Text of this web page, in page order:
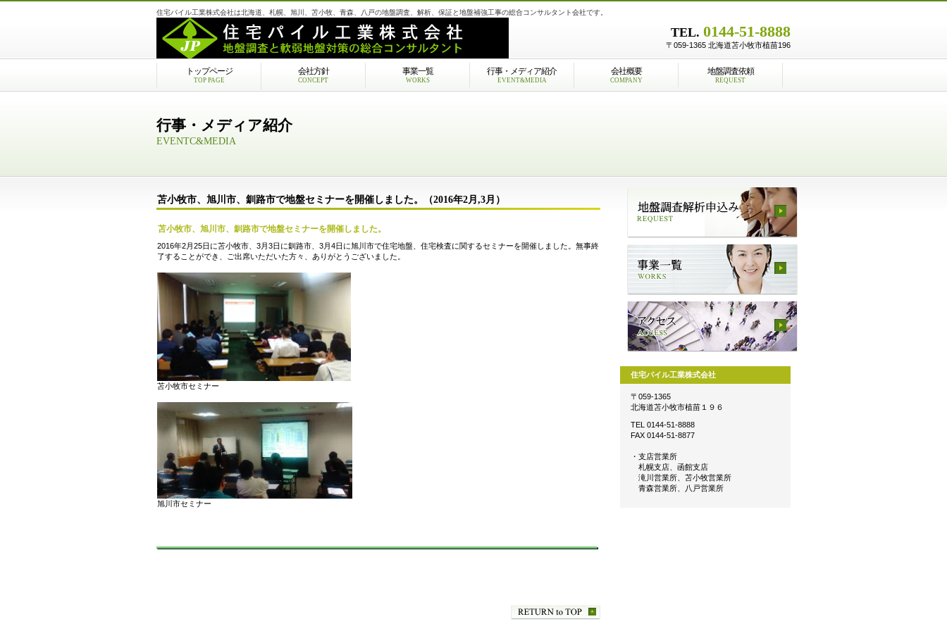
住宅パイル工業株式会社は北海道、札幌、旭川、苫小牧、青森、八戸の地盤調査、解析、保証と地盤補強工事の総合コンサルタント会社です。
TEL. 0144-51-8888
〒059-1365 北海道苫小牧市植苗196
行事・メディア紹介
EVENTC&MEDIA
苫小牧市、旭川市、釧路市で地盤セミナーを開催しました。（2016年2月,3月）
苫小牧市、旭川市、釧路市で地盤セミナーを開催しました。
2016年2月25日に苫小牧市、3月3日に釧路市、3月4日に旭川市で住宅地盤、住宅検査に関するセミナーを開催しました。無事終
了することができ、ご出席いただいた方々、ありがとうございました。
苫小牧市セミナー
旭川市セミナー
トップページ
TOP PAGE
会社方針
CONCEPT
事業一覧
WORKS
行事・メディア紹介
EVENT&MEDIA
会社概要
COMPANY
地盤調査依頼
REQUEST
住宅パイル工業株式会社
〒059-1365
北海道苫小牧市植苗１９６
TEL 0144-51-8888
FAX 0144-51-8877
・支店営業所
札幌支店、函館支店
滝川営業所、苫小牧営業所
青森営業所、八戸営業所